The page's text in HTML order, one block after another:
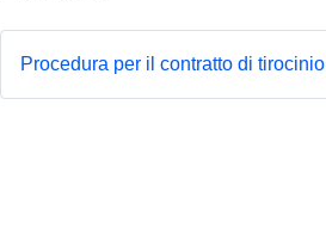
Procedura per il contratto di tirocinio